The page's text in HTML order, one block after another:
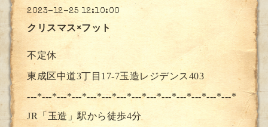
2023-12-25 12:10:00
クリスマス×フット
不定休
東成区中道3丁目17-7玉造レジデンス403
---*---*---*---*---*---*---*---*---*---*---*---*---*---*
JR「玉造」駅から徒歩4分